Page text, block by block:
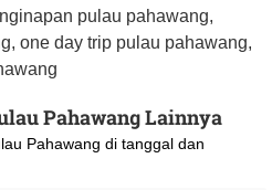
pulau pahawang,
one day trip pulau pahawang,
Pahawang Lainnya
Pahawang di tanggal dan